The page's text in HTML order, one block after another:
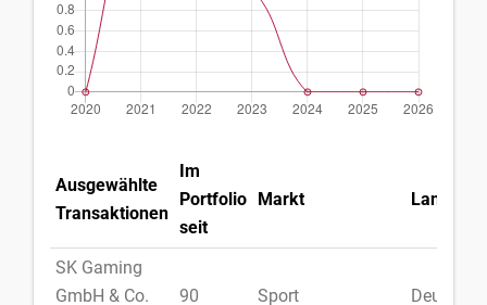
Ausgewählte
Transaktionen
Im
Portfolio
seit
Markt Land
SK Gaming
GmbH & Co.
90 Sport